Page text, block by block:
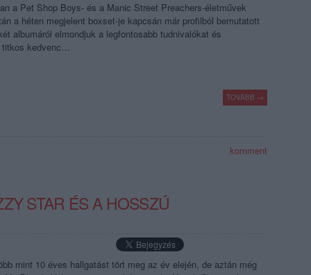
a Pet Shop Boys- és a Manic Street Preachers-életművek
a héten megjelent boxset-je kapcsán már profilból bemutatott
albumáról elmondjuk a legfontosabb tudnivalókat és
titkos kedvenc…
TOVÁBB →
komment
STAR ÉS A HOSSZÚ
mint 10 éves hallgatást tört meg az év elején, de aztán még